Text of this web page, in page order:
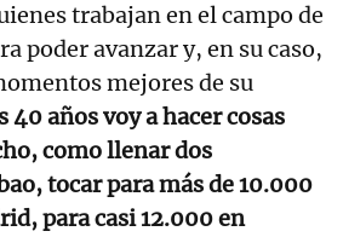
trabajan en el campo de
poder avanzar y, en su caso,
mejores de su
40 años voy a hacer cosas
como llenar dos
tocar para más de 10.000
para casi 12.000 en